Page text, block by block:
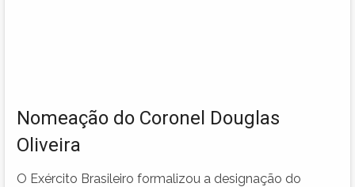
Nomeação do Coronel Douglas
Oliveira
O Exército Brasileiro formalizou a designação do